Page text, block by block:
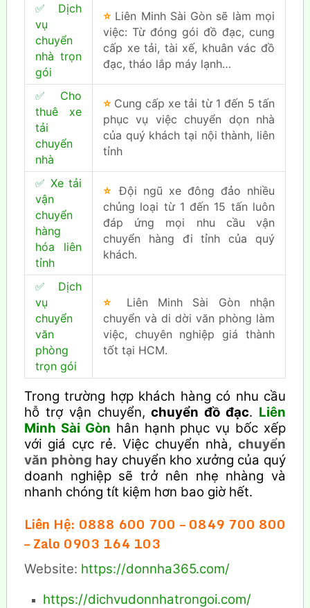
✅ Dịch
vụ
chuyển
nhà trọn
gói
⭐ Liên Minh Sài Gòn sẽ làm mọi
việc: Từ đóng gói đồ đạc, cung
cấp xe tải, tài xế, khuân vác đồ
đạc, tháo lắp máy lạnh…
✅
Cho
thuê xe
tải
chuyển
nhà
⭐ Cung cấp xe tải từ 1 đến 5 tấn
phục vụ việc chuyển dọn nhà
của quý khách tại nội thành, liên
tỉnh
✅ Xe tải
vận
chuyển
hàng
hóa liên
tỉnh
⭐Đội ngũ xe đông đảo nhiều
chủng loại từ 1 đến 15 tấn luôn
đáp ứng mọi nhu cầu vận
chuyển hàng đi tỉnh của quý
khách.
✅
Dịch
vụ
chuyển
văn
phòng
trọn gói
⭐ Liên Minh Sài Gòn nhận
chuyển và di dời văn phòng làm
việc, chuyên nghiệp giá thành
tốt tại HCM.
Trong trường hợp khách hàng có nhu cầu
hỗ trợ vận chuyển,chuyển đồ đạc. Liên
Minh Sài Gòn hân hạnh phục vụ bốc xếp
với giá cực rẻ. Việc chuyển nhà,chuyển
văn phòng hay chuyển kho xưởng của quý
doanh nghiệp sẽ trở nên nhẹ nhàng và
nhanh chóng tít kiệm hơn bao giờ hết.
Liên Hệ: 0888 600 700 – 0849 700 800
– Zalo 0903 164 103
Website: https://donnha365.com/
https://dichvudonnhatrongoi.com/